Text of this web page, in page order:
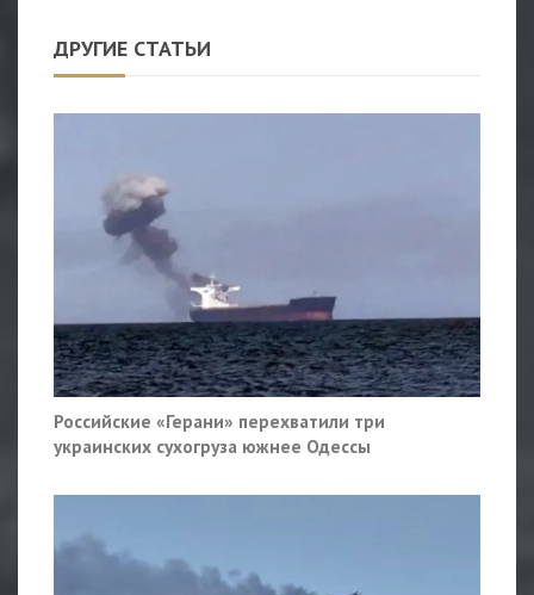
ДРУГИЕ СТАТЬИ
Российские «Герани» перехватили три
украинских сухогруза южнее Одессы